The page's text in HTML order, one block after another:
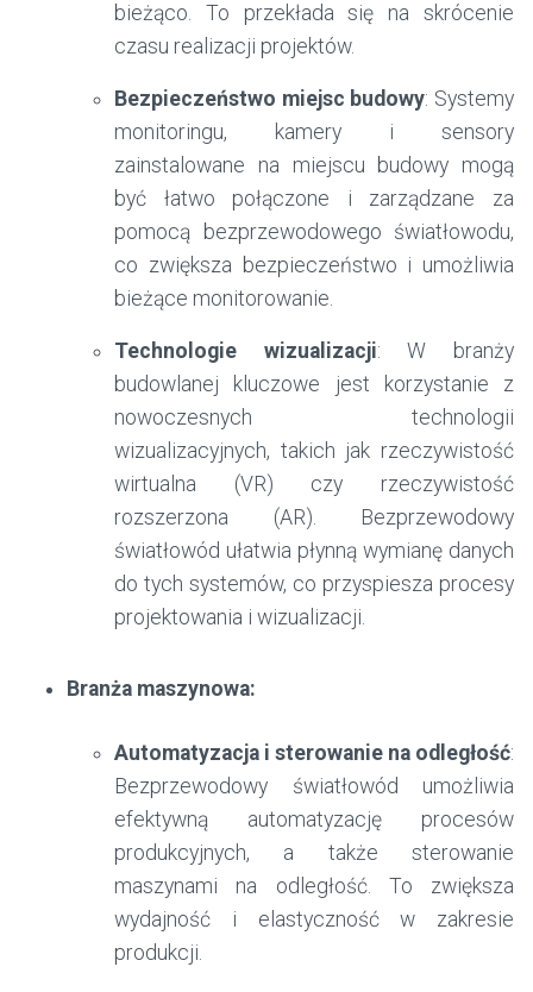
bieżąco. To przekłada się na skrócenie
czasu realizacji projektów.
Bezpieczeństwo miejsc budowy: Systemy
monitoringu, kamery i sensory
zainstalowane na miejscu budowy mogą
być łatwo połączone i zarządzane za
pomocą bezprzewodowego światłowodu,
co zwiększa bezpieczeństwo i umożliwia
bieżące monitorowanie.
Technologie wizualizacji: W branży
budowlanej kluczowe jest korzystanie z
nowoczesnych technologii
wizualizacyjnych, takich jak rzeczywistość
wirtualna (VR) czy rzeczywistość
rozszerzona (AR). Bezprzewodowy
światłowód ułatwia płynną wymianę danych
do tych systemów, co przyspiesza procesy
projektowania i wizualizacji.
Branża maszynowa:
Automatyzacja i sterowanie na odległość:
Bezprzewodowy światłowód umożliwia
efektywną automatyzację procesów
produkcyjnych, a także sterowanie
maszynami na odległość. To zwiększa
wydajność i elastyczność w zakresie
produkcji.